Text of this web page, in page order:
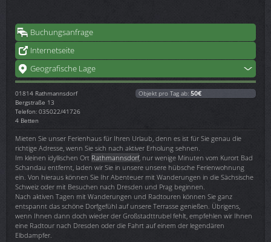
Buchungsanfrage
Internetseite
Geografische Lage
01814 Rathmannsdorf
Bergstraße 13
Telefon: 035022/41726
4 Betten
Objekt pro Tag ab: 50€
Mieten Sie unser Ferienhaus für Ihren Urlaub, denn es ist für Sie genau die
richtige Adresse, wenn Sie sich nach aktiver Erholung sehnen.
Im kleinen idyllischen Ort Rathmannsdorf, nur wenige Minuten vom Kurort Bad
Schandau entfernt, laden wir Sie in unsere unsere hübsche Ferienwohnung
ein. Von hieraus können Sie Ihr Abenteuer mit Wanderungen in die Sächsische
Schweiz oder mit Besuchen nach Dresden und Prag beginnen.
Nach aktiven Tagen mit Wanderungen und Radtouren können Sie ganz
entspannt das schöne Dorfgefühl auf unsere Terrasse genießen. Übrigens,
wenn Ihnen dann doch wieder der Großstadttrubel fehlt, empfehlen wir Ihnen
eine Radtour nach Dresden oder die Fahrt auf einem der legendären
Elbdampfer.